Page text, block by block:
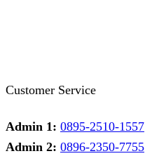
Customer Service
Admin 1: 0895-2510-1557
Admin 2: 0896-2350-7755